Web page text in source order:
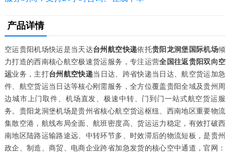
产品详情
空运贵阳机场快运是当天达台州航空快递依托贵阳龙洞堡国际机场倾
力打造的西南核心航空极速货运服务，专注运营全国往返贵阳双向空
运业务，主打台州航空快递当日达、跨省快递当日达、航空货运加急
件、航空货运当日达等核心刚需服务，全方位覆盖贵阳全域及贵州周
边城市上门取件、机场直发、极速中转、门到门一站式航空货运服
务。贵阳龙洞堡机场是贵州省核心航空货运枢纽、西南地区重要物流
集散空港，航线布局全面、航班密度高、货运运力稳定，有效打破西
南地区陆路运输路途远、中转环节多、时效滞后的物流短板，是贵州
政企、制造、商贸、电商企业跨省加急发货的核心空中通道，官网：